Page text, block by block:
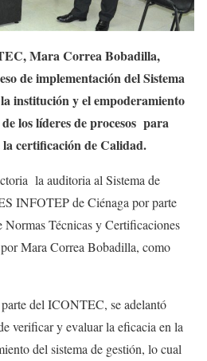
Mara Correa Bobadilla,
de implementación del Sistema
institución y el empoderamiento
los líderes de procesos para
certificación de Calidad.
la auditoria al Sistema de
INFOTEP de Ciénaga por parte
Técnicas y Certificaciones
Mara Correa Bobadilla, como
del ICONTEC, se adelantó
verificar y evaluar la eficacia en la
del sistema de gestión, lo cual